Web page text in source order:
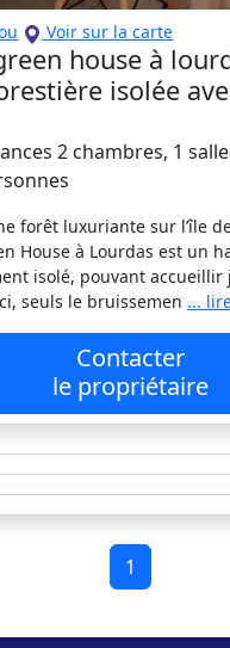
Voir sur la carte
house à
isolée
2 chambres, 1
forêt luxuriante sur l’île
House à Lourdas est un
isolé, pouvant accueillir
seuls le bruissemen ...
Contacter
le propriétaire
1